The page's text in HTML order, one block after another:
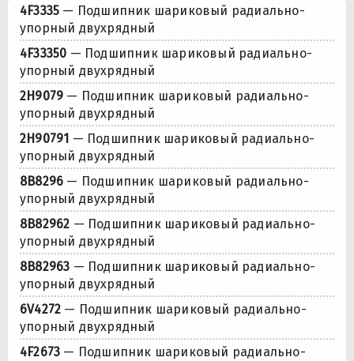
4F3335 — Подшипник шариковый радиально-
упорный двухрядный
4F33350 — Подшипник шариковый радиально-
упорный двухрядный
2H9079 — Подшипник шариковый радиально-
упорный двухрядный
2H90791 — Подшипник шариковый радиально-
упорный двухрядный
8B8296 — Подшипник шариковый радиально-
упорный двухрядный
8B82962 — Подшипник шариковый радиально-
упорный двухрядный
8B82963 — Подшипник шариковый радиально-
упорный двухрядный
6V4272 — Подшипник шариковый радиально-
упорный двухрядный
4F2673 — Подшипник шариковый радиально-